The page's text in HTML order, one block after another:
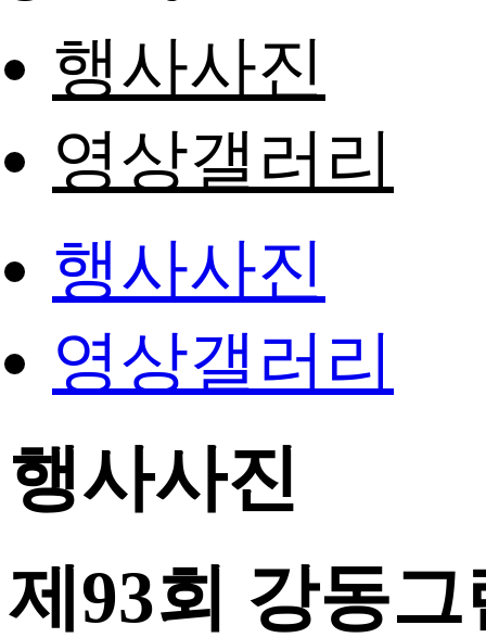
행사사진
영상갤러리
행사사진
영상갤러리
행사사진
제93회 강동